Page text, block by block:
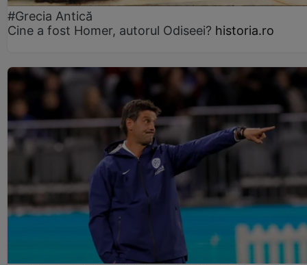
#Grecia Antică
Cine a fost Homer, autorul Odiseei? historia.ro